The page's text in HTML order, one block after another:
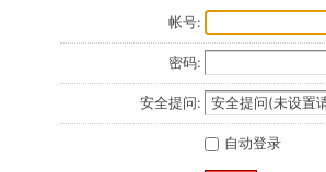
帐号:
密码:
安全提问:
自动登录